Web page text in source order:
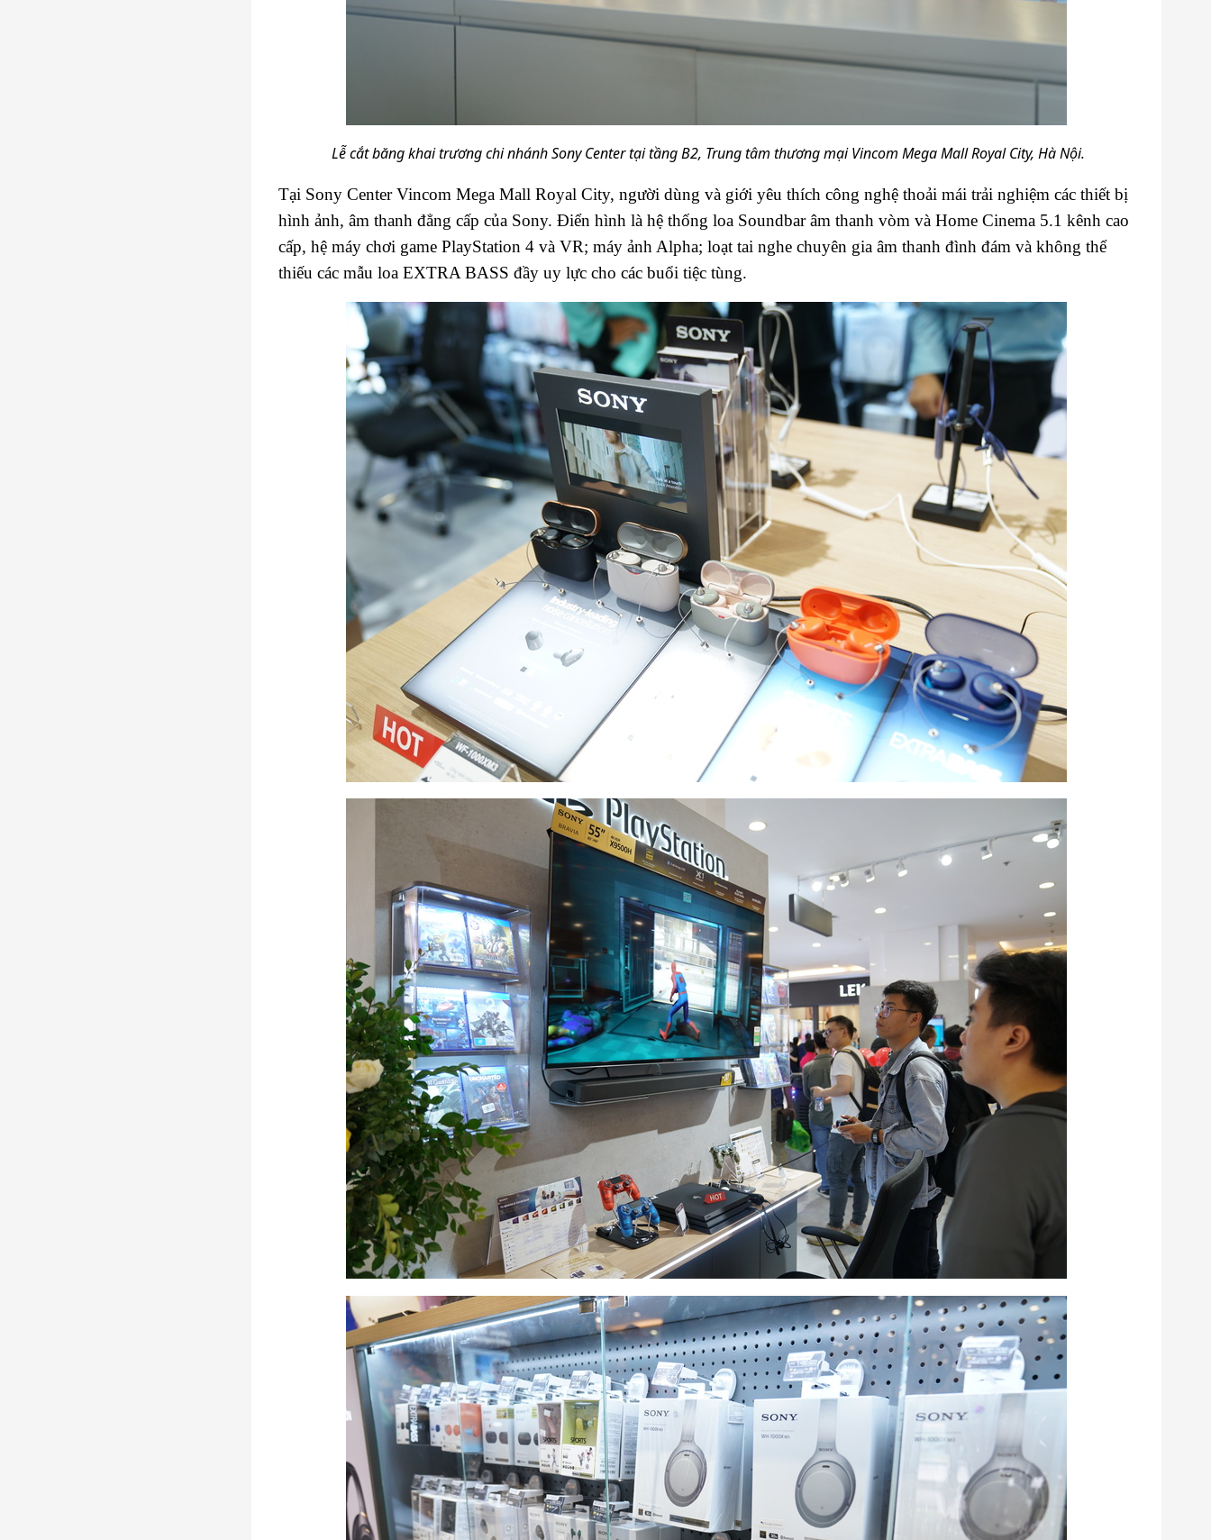
Lễ cắt băng khai trương chi nhánh Sony Center tại tầng B2, Trung tâm thương mại Vincom Mega Mall Royal City, Hà Nội.
Tại Sony Center Vincom Mega Mall Royal City, người dùng và giới yêu thích công nghệ thoải mái trải nghiệm các thiết bị
hình ảnh, âm thanh đẳng cấp của Sony. Điển hình là hệ thống loa Soundbar âm thanh vòm và Home Cinema 5.1 kênh cao
cấp, hệ máy chơi game PlayStation 4 và VR; máy ảnh Alpha; loạt tai nghe chuyên gia âm thanh đình đám và không thể
thiếu các mẫu loa EXTRA BASS đầy uy lực cho các buổi tiệc tùng.